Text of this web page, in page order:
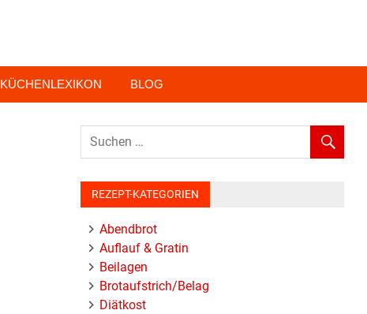
KÜCHENLEXIKON BLOG
REZEPT-KATEGORIEN
Abendbrot
Auflauf & Gratin
Beilagen
Brotaufstrich/Belag
Diätkost